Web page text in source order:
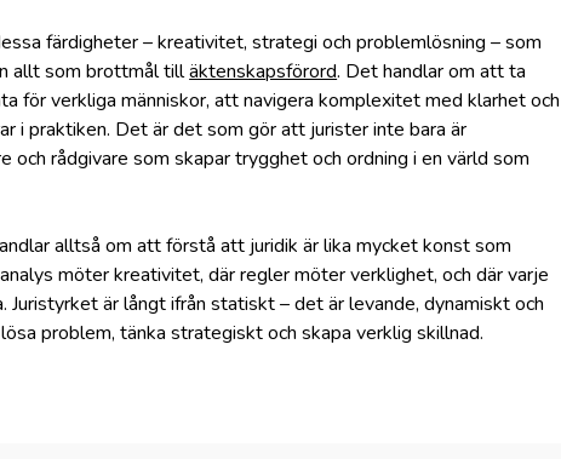
färdigheter – kreativitet, strategi och problemlösning – som
allt som brottmål tilläktenskapsförord. Det handlar om att ta
för verkliga människor, att navigera komplexitet med klarhet och
i praktiken. Det är det som gör att jurister inte bara är
och rådgivare som skapar trygghet och ordning i en värld som
alltså om att förstå att juridik är lika mycket konst som
möter kreativitet, där regler möter verklighet, och där varje
Juristyrket är långt ifrån statiskt – det är levande, dynamiskt och
problem, tänka strategiskt och skapa verklig skillnad.